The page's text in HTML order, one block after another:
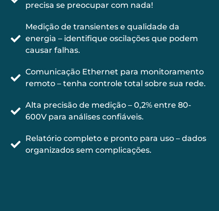
precisa se preocupar com nada!
Medição de transientes e qualidade da
energia – identifique oscilações que podem
causar falhas.
Comunicação Ethernet para monitoramento
remoto – tenha controle total sobre sua rede.
Alta precisão de medição – 0,2% entre 80-
600V para análises confiáveis.
Relatório completo e pronto para uso – dados
organizados sem complicações.